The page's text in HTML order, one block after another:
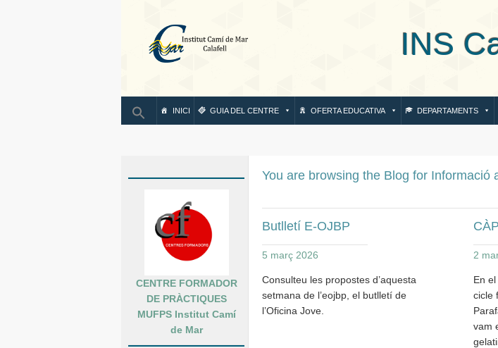
INS Camí
INICI GUIA DEL CENTRE OFERTA EDUCATIVA DEPARTAMENTS
CENTRE FORMADOR
DE PRÀCTIQUES
MUFPS Institut Camí
de Mar
You are browsing the Blog for Informació
Butlletí E-OJBP
5 març 2026
Consulteu les propostes d’aquesta
setmana de l’eojbp, el butlletí de
l’Oficina Jove.
2
En
cicle
vam